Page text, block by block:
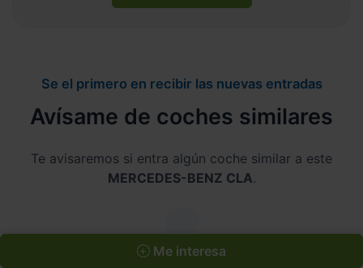
Se el primero en recibir las nuevas entradas
Avísame de coches similares
Te avisaremos si entra algún coche similar a este
MERCEDES-BENZ CLA.
Me interesa